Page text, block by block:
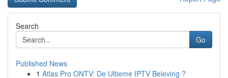
Search
Go
Published News
1 Atlas Pro ONTV: De Ultieme IPTV Beleving ?